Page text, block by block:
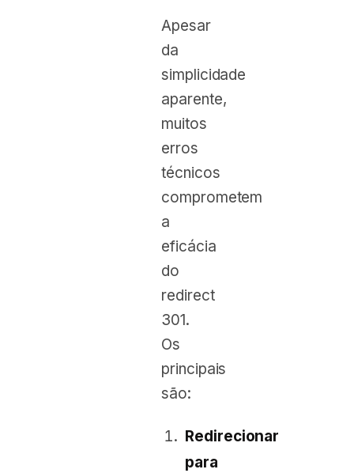
Apesar
da
simplicidade
aparente,
muitos
erros
técnicos
comprometem
a
eficácia
do
redirect
301.
Os
principais
são:
Redirecionar
para